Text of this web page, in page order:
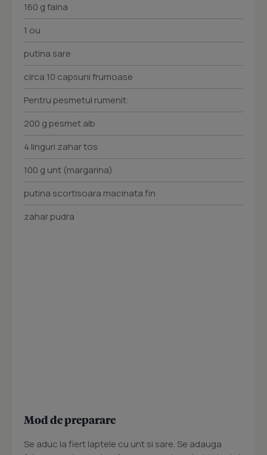
160 g faina
1 ou
putina sare
circa 10 capsuni frumoase
Pentru pesmetul rumenit:
200 g pesmet alb
4 linguri zahar tos
100 g unt (margarina)
putina scortisoara macinata fin
zahar pudra
Mod de preparare
Se aduc la fiert laptele cu unt si sare. Se adauga